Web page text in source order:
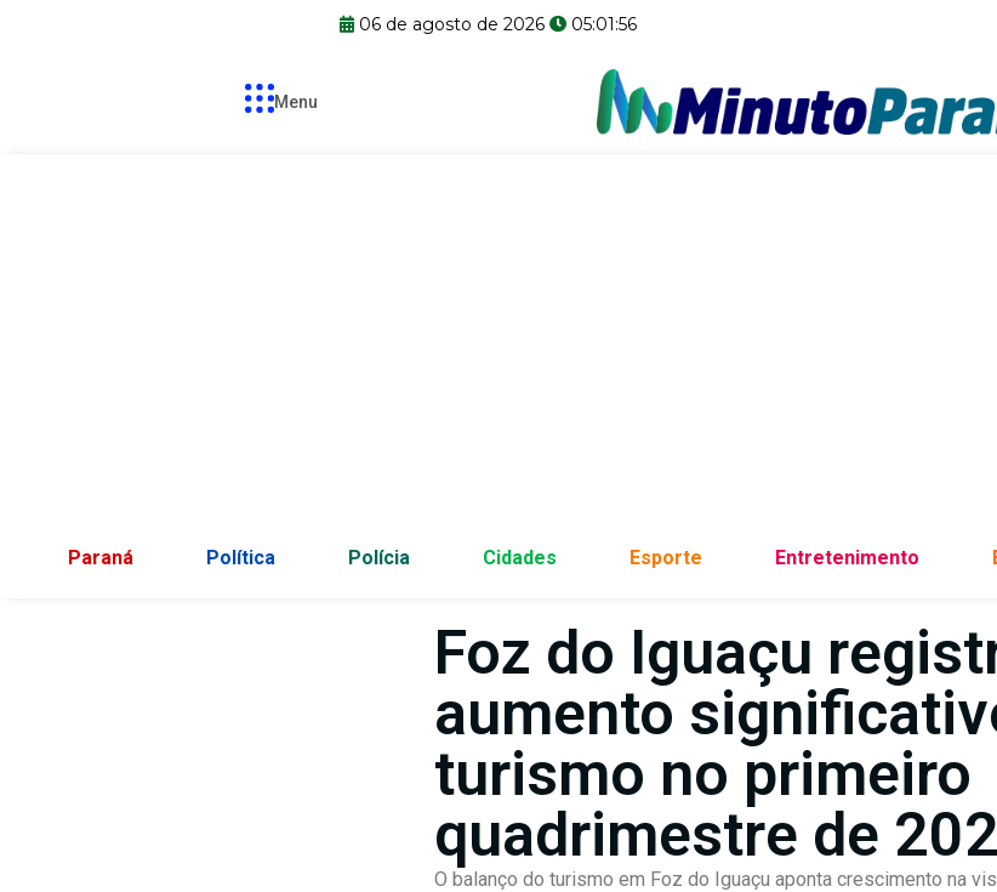
06 de agosto de 2026 05:01:57
Menu
Paraná Política Polícia Cidades Esporte Entretenimento
Foz do Iguaçu
aumento
turismo no primeiro
quadrimestre de
O balanço do turismo em Foz do Iguaçu aponta crescimento na